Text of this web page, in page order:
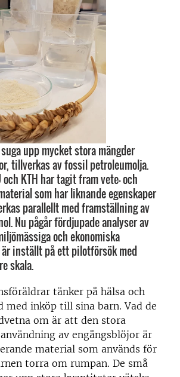
upp mycket stora mängder
tillverkas av fossil petroleumolja.
och KTH har tagit fram vete- och
som har liknande egenskaper
parallellt med framställning av
Nu pågår fördjupade analyser av
och ekonomiska
inställt på ett pilotförsök med
skala.
tänker på hälsa och
med inköp till sina barn. Vad de
om är att den stora
av engångsblöjor är
material som används för
torra om rumpan. De små